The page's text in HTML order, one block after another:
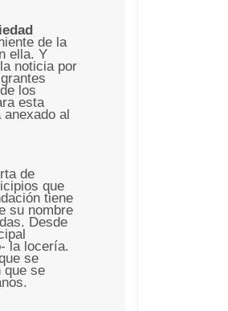
de la
ella. Y
noticia por
los
esta
al
de
que
tiene
su nombre
Desde
la locería.
se
que se